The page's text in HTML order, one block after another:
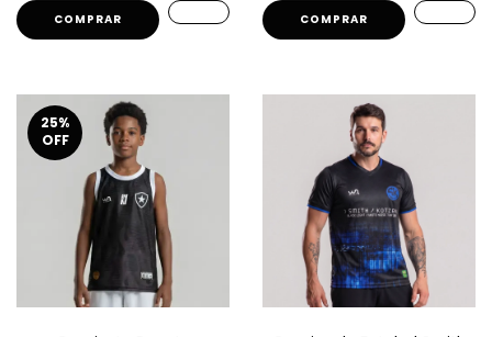
COMPRAR COMPRAR
25%
OFF